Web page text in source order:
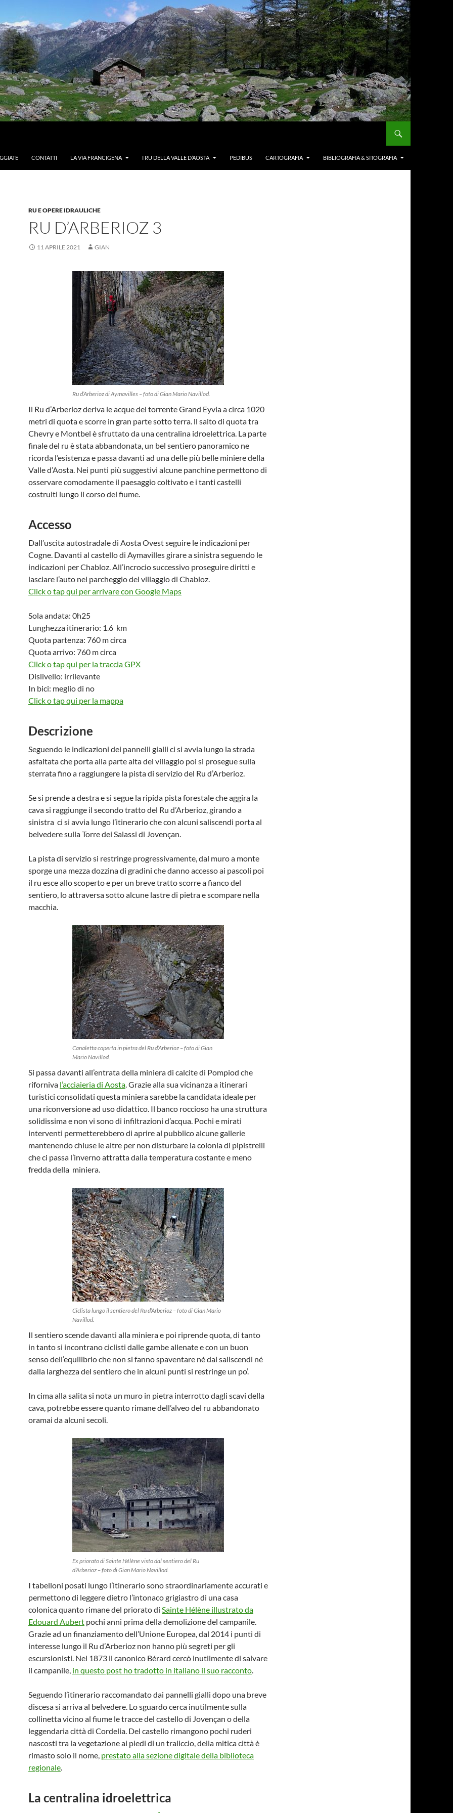
CONTATTI LA VIA FRANCIGENA I RU DELLA VALLE D’AOSTA PEDIBUS CARTOGRAFIA BIBLIOGRAFIA & SITOGRAFIA
RU E OPERE IDRAULICHE
RU D’ARBERIOZ 3
11 APRILE 2021 GIAN
Ru d’Arberioz di Aymavilles – foto di Gian Mario Navillod.
Il Ru d’Arberioz deriva le acque del torrente Grand Eyvia a circa 1020
metri di quota e scorre in gran parte sotto terra. ll salto di quota tra
Chevry e Montbel è sfruttato da una centralina idroelettrica. La parte
finale del ru è stata abbandonata, un bel sentiero panoramico ne
ricorda l’esistenza e passa davanti ad una delle più belle miniere della
Valle d’Aosta. Nei punti più suggestivi alcune panchine permettono di
osservare comodamente il paesaggio coltivato e i tanti castelli
costruiti lungo il corso del fiume.
Accesso
Dall’uscita autostradale di Aosta Ovest seguire le indicazioni per
Cogne. Davanti al castello di Aymavilles girare a sinistra seguendo le
indicazioni per Chabloz. All’incrocio successivo proseguire diritti e
lasciare l’auto nel parcheggio del villaggio di Chabloz.
Click o tap qui per arrivare con Google Maps
Sola andata: 0h25
Lunghezza itinerario: 1.6 km
Quota partenza: 760 m circa
Quota arrivo: 760 m circa
Click o tap qui per la traccia GPX
Dislivello: irrilevante
In bici: meglio di no
Click o tap qui per la mappa
Descrizione
Seguendo le indicazioni dei pannelli gialli ci si avvia lungo la strada
asfaltata che porta alla parte alta del villaggio poi si prosegue sulla
sterrata fino a raggiungere la pista di servizio del Ru d’Arberioz.
Se si prende a destra e si segue la ripida pista forestale che aggira la
cava si raggiunge il secondo tratto del Ru d’Arberioz, girando a
sinistra ci si avvia lungo l’itinerario che con alcuni saliscendi porta al
belvedere sulla Torre dei Salassi di Jovençan.
La pista di servizio si restringe progressivamente, dal muro a monte
sporge una mezza dozzina di gradini che danno accesso ai pascoli poi
il ru esce allo scoperto e per un breve tratto scorre a fianco del
sentiero, lo attraversa sotto alcune lastre di pietra e scompare nella
macchia.
Canaletta coperta in pietra del Ru d’Arberioz – foto di Gian
Mario Navillod.
Si passa davanti all’entrata della miniera di calcite di Pompiod che
riforniva l’acciaieria di Aosta. Grazie alla sua vicinanza a itinerari
turistici consolidati questa miniera sarebbe la candidata ideale per
una riconversione ad uso didattico. Il banco roccioso ha una struttura
solidissima e non vi sono di infiltrazioni d’acqua. Pochi e mirati
interventi permetterebbero di aprire al pubblico alcune gallerie
mantenendo chiuse le altre per non disturbare la colonia di pipistrelli
che ci passa l’inverno attratta dalla temperatura costante e meno
fredda della miniera.
Ciclista lungo il sentiero del Ru d’Arberioz – foto di Gian Mario
Navillod.
Il sentiero scende davanti alla miniera e poi riprende quota, di tanto
in tanto si incontrano ciclisti dalle gambe allenate e con un buon
senso dell’equilibrio che non si fanno spaventare né dai saliscendi né
dalla larghezza del sentiero che in alcuni punti si restringe un po’.
In cima alla salita si nota un muro in pietra interrotto dagli scavi della
cava, potrebbe essere quanto rimane dell’alveo del ru abbandonato
oramai da alcuni secoli.
Ex priorato di Sainte Hélène visto dal sentiero del Ru
d’Arberioz – foto di Gian Mario Navillod.
I tabelloni posati lungo l’itinerario sono straordinariamente accurati e
permettono di leggere dietro l’intonaco grigiastro di una casa
colonica quanto rimane del priorato di Sainte Hélène illustrato da
Edouard Aubert pochi anni prima della demolizione del campanile.
Grazie ad un finanziamento dell’Unione Europea, dal 2014 i punti di
interesse lungo il Ru d’Arberioz non hanno più segreti per gli
escursionisti. Nel 1873 il canonico Bérard cercò inutilmente di salvare
il campanile, in questo post ho tradotto in italiano il suo racconto.
Seguendo l’itinerario raccomandato dai pannelli gialli dopo una breve
discesa si arriva al belvedere. Lo sguardo cerca inutilmente sulla
collinetta vicino al fiume le tracce del castello di Jovençan o della
leggendaria città di Cordelia. Del castello rimangono pochi ruderi
nascosti tra la vegetazione ai piedi di un traliccio, della mitica città è
rimasto solo il nome, prestato alla sezione digitale della biblioteca
regionale.
La centralina idroelettrica